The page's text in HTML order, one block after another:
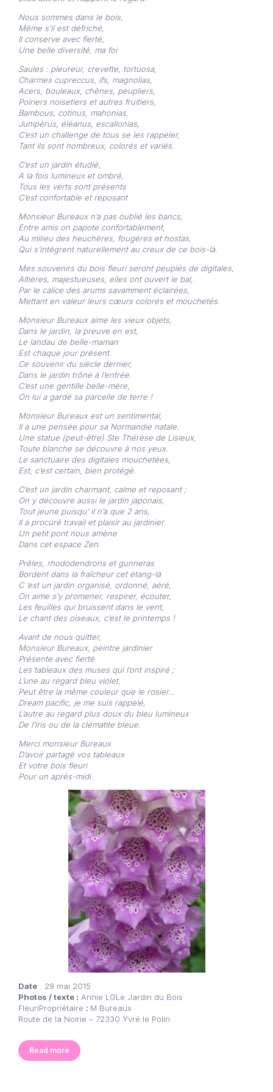
Nous sommes dans le bois,
Même s’il est défriché,
Il conserve avec fierté,
Une belle diversité, ma foi
Saules : pleureur, crevette, tortuosa,
Charmes cupreccus, ifs, magnolias,
Acers, bouleaux, chênes, peupliers,
Poiriers noisetiers et autres fruitiers,
Bambous, cotinus, mahonias,
Junipérus, éléanus, escallonias,
C’est un challenge de tous se les rappeler,
Tant ils sont nombreux, colorés et variés.
C’est un jardin étudié,
A la fois lumineux et ombré,
Tous les verts sont présents
C’est confortable et reposant
Monsieur Bureaux n’a pas oublié les bancs,
Entre amis on papote confortablement,
Au milieu des heuchères, fougères et hostas,
Qui s’intègrent naturellement au creux de ce bois-là.
Mes souvenirs du bois fleuri seront peuplés de digitales,
Altières, majestueuses, elles ont ouvert le bal,
Par le calice des arums savamment éclairées,
Mettant en valeur leurs cœurs colorés et mouchetés.
Monsieur Bureaux aime les vieux objets,
Dans le jardin, la preuve en est,
Le landau de belle-maman
Est chaque jour présent.
Ce souvenir du siècle dernier,
Dans le jardin trône à l’entrée.
C’est une gentille belle-mère,
On lui a gardé sa parcelle de terre !
Monsieur Bureaux est un sentimental,
Il a une pensée pour sa Normandie natale.
Une statue (peut-être) Ste Thérèse de Lisieux,
Toute blanche se découvre à nos yeux.
Le sanctuaire des digitales mouchetées,
Est, c’est certain, bien protégé.
C’est un jardin charmant, calme et reposant ;
On y découvre aussi le jardin japonais,
Tout jeune puisqu’ il n’a que 2 ans,
Il a procuré travail et plaisir au jardinier.
Un petit pont nous amène
Dans cet espace Zen.
Prêles, rhododendrons et gunneras
Bordent dans la fraîcheur cet étang-là
C ‘est un jardin organisé, ordonné, aéré,
On aime s’y promener, respirer, écouter,
Les feuilles qui bruissent dans le vent,
Le chant des oiseaux, c’est le printemps !
Avant de nous quitter,
Monsieur Bureaux, peintre jardinier
Présente avec fierté
Les tableaux des muses qui l’ont inspiré ;
L’une au regard bleu violet,
Peut être la même couleur que le rosier…
Dream pacific, je me suis rappelé,
L’autre au regard plus doux du bleu lumineux
De l’iris ou de la clématite bleue.
Merci monsieur Bureaux
D’avoir partagé vos tableaux
Et votre bois fleuri
Pour un après-midi.
Date : 29 mai 2015
Photos / texte : Annie LGLe Jardin du Bois
FleuriPropriétaire : M Bureaux
Route de la Noirie – 72330 Yvré le Polin
Read more